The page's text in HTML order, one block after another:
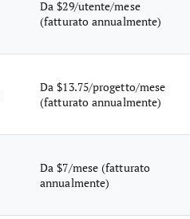
Da $29/utente/mese
(fatturato annualmente)
Da $13.75/progetto/mese
(fatturato annualmente)
Da $7/mese (fatturato
annualmente)